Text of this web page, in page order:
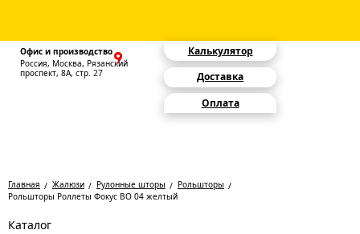
Офис и производство
Россия, Москва, Рязанский
проспект, 8А, стр. 27
Калькулятор
Доставка
Оплата
Главная Жалюзи Рулонные шторы
Рольшторы
Рольшторы Роллеты Фокус ВО 04 желтый
Каталог